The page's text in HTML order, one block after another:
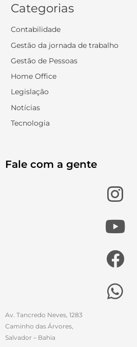
Categorias
Contabilidade
Gestão da jornada de trabalho
Gestão de Pessoas
Home Office
Legislação
Notícias
Tecnologia
Fale com a gente
Av. Tancredo Neves, 1283
Caminho das Árvores,
Salvador – Bahia